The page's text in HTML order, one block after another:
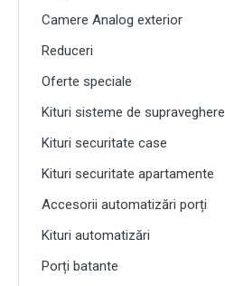
Camere Analog exterior
Reduceri
Oferte speciale
Kituri sisteme de supraveghere
Kituri securitate case
Kituri securitate apartamente
Accesorii automatizări porți
Kituri automatizări
Porți batante